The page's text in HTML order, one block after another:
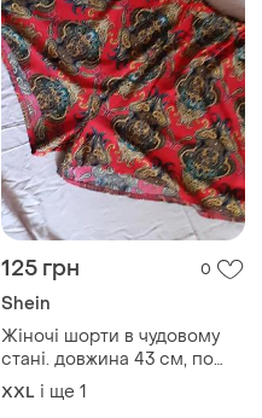
125 грн 0
Shein
Жіночі шорти в чудовому
стані. довжина 43 см, по
поясу 46 см, пояс на
резинці.
XXL і ще 1